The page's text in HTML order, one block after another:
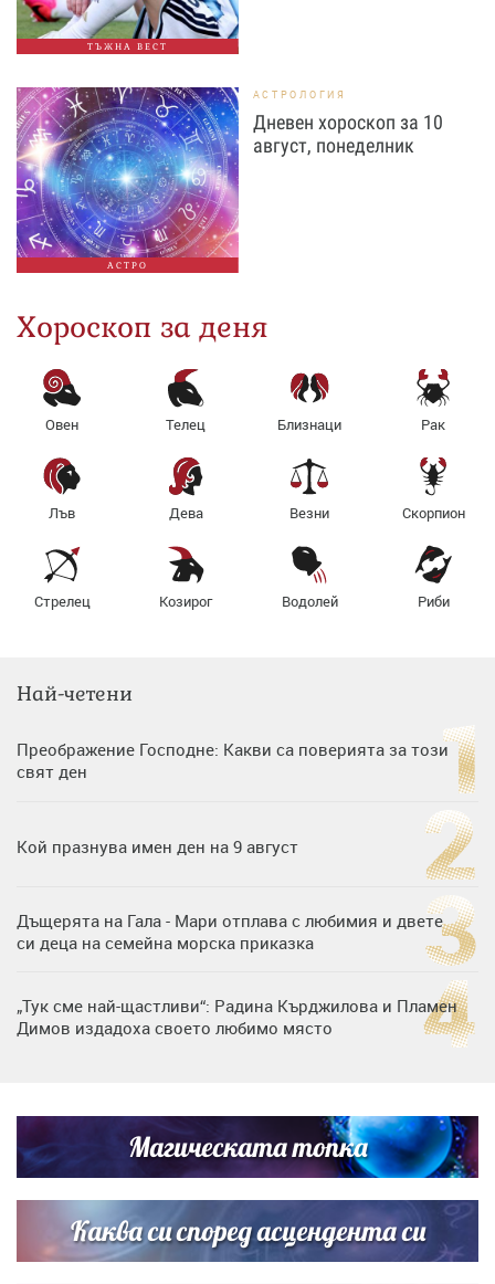
ТЪЖНА ВЕСТ
АСТРО
АСТРОЛОГИЯ
Дневен хороскоп за 10
август, понеделник
Хороскоп за деня
Овен Телец Близнаци Рак
Лъв Дева Везни Скорпион
Стрелец Козирог Водолей Риби
Най-четени
Преображение Господне: Какви са поверията за този
свят ден
Кой празнува имен ден на 9 август
Дъщерята на Гала - Мари отплава с любимия и двете
си деца на семейна морска приказка
„Тук сме най-щастливи“: Радина Кърджилова и Пламен
Димов издадоха своето любимо място
кадри с Башар Рахал и малкия им син
Дъщерята на Тодор Батков вдигна сватба, Стоичков и
Братя Аргирови я изненадаха с песен
Магическата топка
Каква си според асцендента си